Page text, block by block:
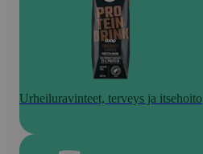
Urheiluravinteet, terveys ja itsehoito